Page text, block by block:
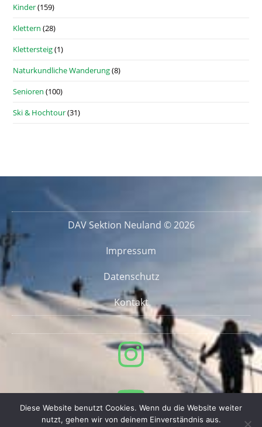
Kinder(159)
Klettern (28)
Klettersteig(1)
Naturkundliche Wanderung(8)
Senioren (100)
Ski & Hochtour(31)
DAV Sektion Neuland © 2026
Impressum
Datenschutz
Kontakt
Diese Website benutzt Cookies. Wenn du die Website weiter
nutzt, gehen wir von deinem Einverständnis aus.